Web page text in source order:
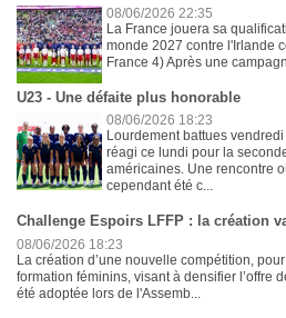
08/06/2026 22:35
La France jouera sa
monde 2027 contre l'Irlande
France 4) Après une
U23 - Une défaite plus honorable
08/06/2026 18:23
Lourdement battues
réagi ce lundi pour la
américaines. Une rencontre
cependant été c...
Challenge Espoirs LFFP : la création
08/06/2026 18:23
La création d’une nouvelle compétition,
formation féminins, visant à densifier l’offre
été adoptée lors de l'Assemb...